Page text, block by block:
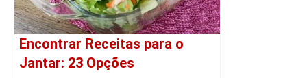
Encontrar Receitas para o
Jantar: 23 Opções